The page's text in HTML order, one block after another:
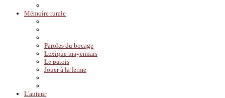
Mémoire rurale
Paroles du bocage
Lexique mayennais
Le patois
Jouer à la ferme
L'auteur